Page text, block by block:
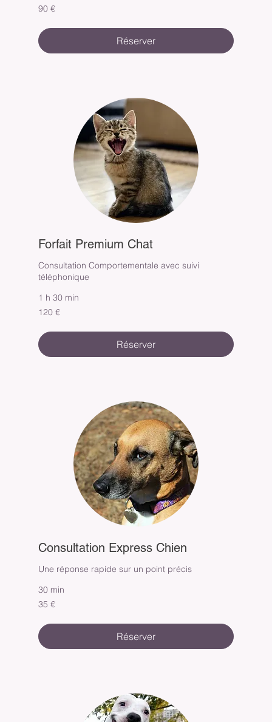
90
euros
90 €
Réserver
Forfait Premium Chat
Consultation Comportementale avec suivi
téléphonique
1 h 30 min
120
euros
120 €
Réserver
Consultation Express Chien
Une réponse rapide sur un point précis
30 min
35
euros
35 €
Réserver